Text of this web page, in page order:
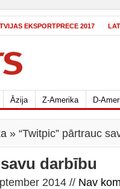
EKSPORTPRECE 2017
Āzija Z-Amerika D-
» “Twitpic” pārtrauc
darbību
2014 // Nav